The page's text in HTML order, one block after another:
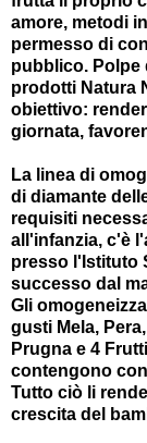
amore, metodi
permesso di
pubblico. Polpe
prodotti Natura
obiettivo:
giornata,
La linea di
di diamante
requisiti
all'infanzia, c'è
presso l'Istituto
successo dal
Gli
gusti Mela,
Prugna e 4
contengono
Tutto ciò li
crescita del